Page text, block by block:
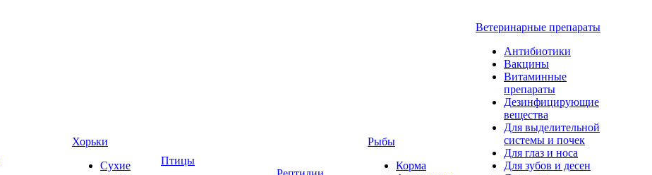
Хорьки
Сухие
Птицы
Рыбы
Корма
Ветеринарные препараты
Антибиотики
Вакцины
Витаминные
препараты
Дезинфицирующие
вещества
Для выделительной
системы и почек
Для глаз и носа
Для зубов и десен